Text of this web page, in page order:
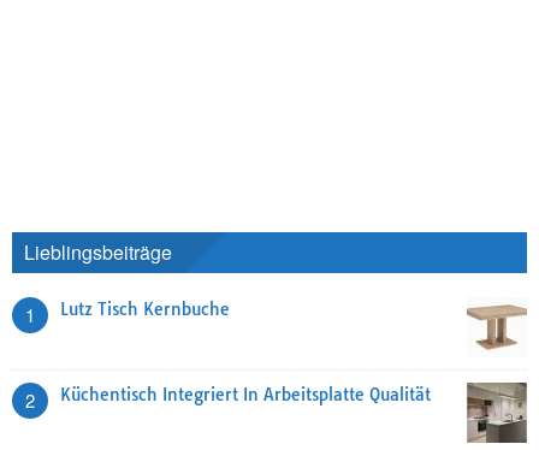
Lieblingsbeiträge
1 Lutz Tisch Kernbuche
2 Küchentisch Integriert In Arbeitsplatte Qualität